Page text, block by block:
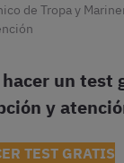
de Tropa y
hacer un test
y
TEST GRATIS